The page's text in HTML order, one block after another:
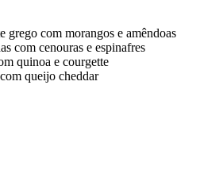
grego com morangos e amêndoas
com cenouras e espinafres
quinoa e courgette
queijo cheddar